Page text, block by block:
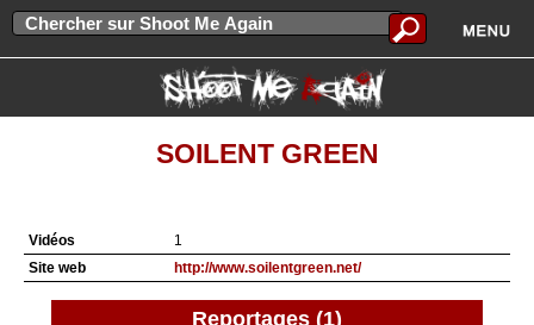
SOILENT GREEN
Vidéos
1
Site web
http://www.soilentgreen.net/
Reportages (1)